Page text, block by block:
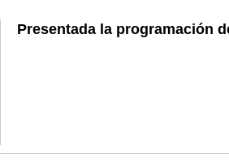
Presentada la programación